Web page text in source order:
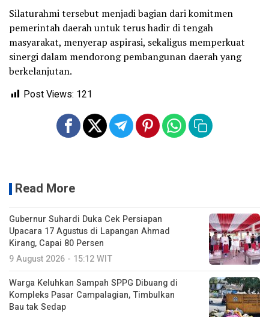
Silaturahmi tersebut menjadi bagian dari komitmen
pemerintah daerah untuk terus hadir di tengah
masyarakat, menyerap aspirasi, sekaligus memperkuat
sinergi dalam mendorong pembangunan daerah yang
berkelanjutan.
Post Views: 121
Read More
Gubernur Suhardi Duka Cek Persiapan
Upacara 17 Agustus di Lapangan Ahmad
Kirang, Capai 80 Persen
9 August 2026 - 15:12 WIT
Warga Keluhkan Sampah SPPG Dibuang di
Kompleks Pasar Campalagian, Timbulkan
Bau tak Sedap